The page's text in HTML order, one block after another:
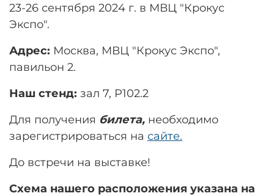
23-26 сентября 2024 г. в МВЦ "Крокус
Экспо".
Адрес: Москва, МВЦ "Крокус Экспо",
павильон 2.
Наш стенд: зал 7, P102.2
Для получения билета, необходимо
зарегистрироваться на сайте.
До встречи на выставке!
Схема нашего расположения указана на